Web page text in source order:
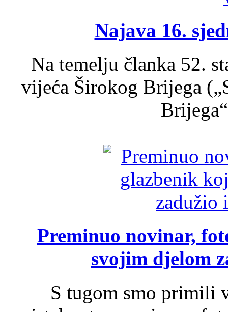
Najava 16.
Na temelju članka 52.
vijeća Širokog Brijega
Preminuo novinar,
svojim djelom
S tugom smo primili